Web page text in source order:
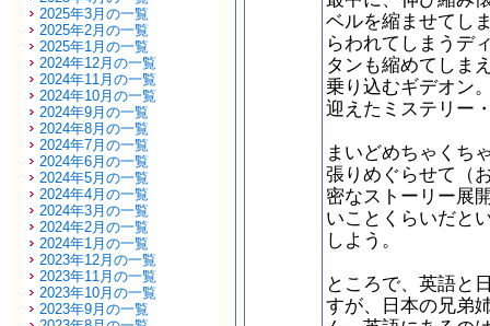
2025年3月の一覧
2025年2月の一覧
2025年1月の一覧
2024年12月の一覧
2024年11月の一覧
2024年10月の一覧
2024年9月の一覧
2024年8月の一覧
2024年7月の一覧
2024年6月の一覧
2024年5月の一覧
2024年4月の一覧
2024年3月の一覧
2024年2月の一覧
2024年1月の一覧
2023年12月の一覧
2023年11月の一覧
2023年10月の一覧
2023年9月の一覧
ベルを縮ませてし
らわれてしまうデ
タンも縮めてしま
乗り込むギデオン
迎えたミステリー
まいどめちゃくち
張りめぐらせて（
密なストーリー展
いことくらいだと
しよう。
ところで、英語と
すが、日本の兄弟